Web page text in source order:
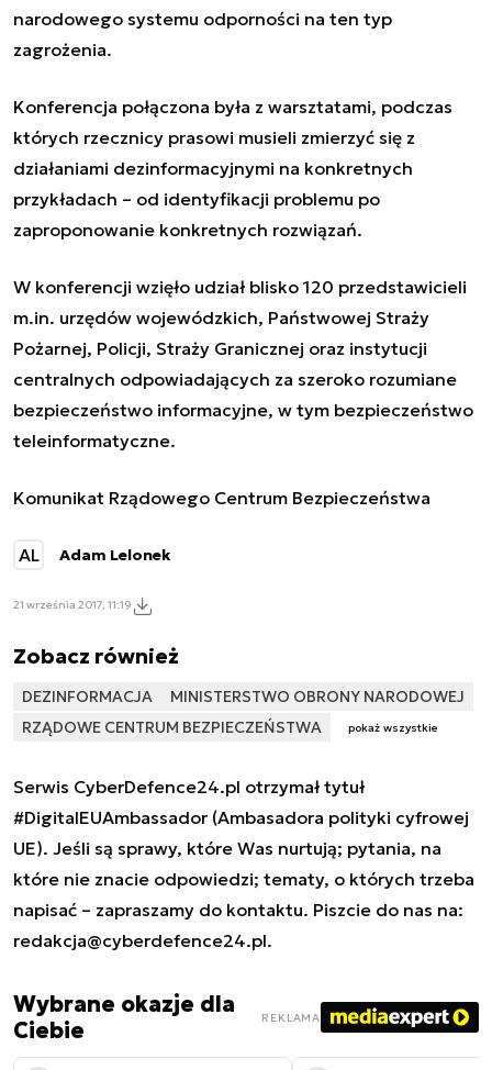
narodowego systemu odporności na ten typ
zagrożenia.
Konferencja połączona była z warsztatami, podczas
których rzecznicy prasowi musieli zmierzyć się z
działaniami dezinformacyjnymi na konkretnych
przykładach – od identyfikacji problemu po
zaproponowanie konkretnych rozwiązań.
W konferencji wzięło udział blisko 120 przedstawicieli
m.in. urzędów wojewódzkich, Państwowej Straży
Pożarnej, Policji, Straży Granicznej oraz instytucji
centralnych odpowiadających za szeroko rozumiane
bezpieczeństwo informacyjne, w tym bezpieczeństwo
teleinformatyczne.
Komunikat Rządowego Centrum Bezpieczeństwa
AL Adam Lelonek
21 września 2017, 11:19
Zobacz również
DEZINFORMACJA
MINISTERSTWO OBRONY NARODOWEJ
RZĄDOWE CENTRUM BEZPIECZEŃSTWA
pokaż wszystkie
Serwis CyberDefence24.pl otrzymał tytuł
#DigitalEUAmbassador (Ambasadora polityki cyfrowej
UE). Jeśli są sprawy, które Was nurtują; pytania, na
które nie znacie odpowiedzi; tematy, o których trzeba
napisać – zapraszamy do kontaktu. Piszcie do nas na:
redakcja@cyberdefence24.pl.
Wybrane okazje dla
Ciebie
REKLAMA